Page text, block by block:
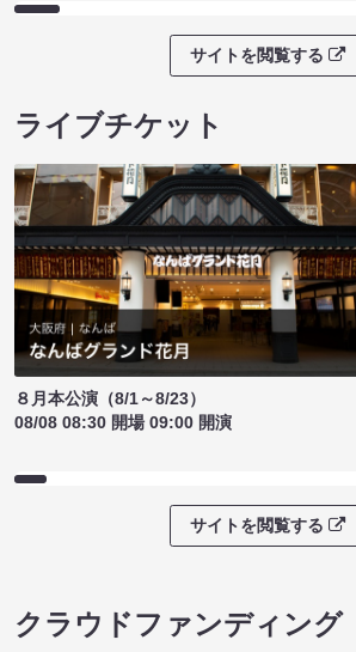
サイトを閲覧する
ライブチケット
８月本公演（8/1～8/23）
08/08 08:30 開場 09:00 開演
サイトを閲覧する
クラウドファンディング